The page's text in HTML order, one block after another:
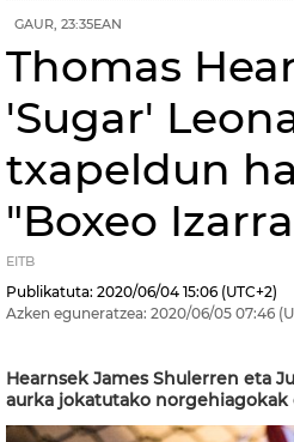
GAUR, 23:35EAN
Thomas
'Sugar'
txapeldun
"Boxeo
EITB
Publikatuta: 2020/06/04 15:06 (UTC+2)
Azken eguneratzea: 2020/06/05 07:46
Hearnsek James Shulerren eta
aurka jokatutako norgehiagokak